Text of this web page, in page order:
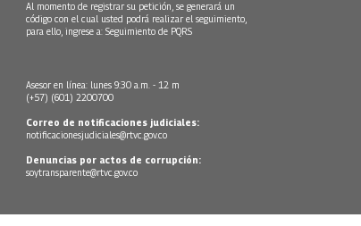
Al momento de registrar su petición, se generará un
código con el cual usted podrá realizar el seguimiento,
para ello, ingrese a: Seguimiento de PQRS
Asesor en línea: lunes 9:30 a.m. - 12 m
(+57) (601) 2200700
Correo de notificaciones judiciales:
notificacionesjudiciales@rtvc.gov.co
Denuncias por actos de corrupción:
soytransparente@rtvc.gov.co